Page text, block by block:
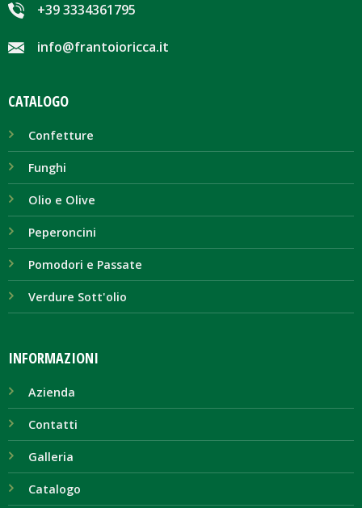
+39 3334361795
info@frantoioricca.it
CATALOGO
Confetture
Funghi
Olio e Olive
Peperoncini
Pomodori e Passate
Verdure Sott'olio
INFORMAZIONI
Azienda
Contatti
Galleria
Catalogo